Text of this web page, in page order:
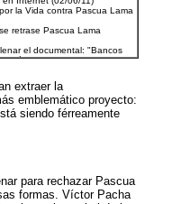
extraer la
emblemático proyecto:
siendo férreamente
para rechazar Pascua
formas. Víctor Pacha